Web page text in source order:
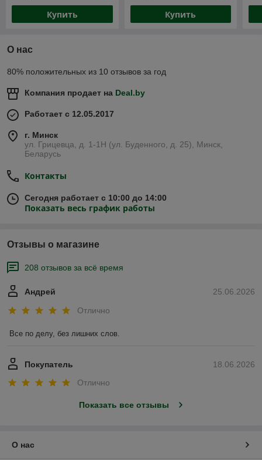
Купить Купить
О нас
80% положительных из 10 отзывов за год
Компания продает на Deal.by
Работает с 12.05.2017
г. Минск
ул. Грицевца, д. 1-1Н (ул. Буденного, д. 25), Минск,
Беларусь
Контакты
Сегодня работает с 10:00 до 14:00
Показать весь график работы
Отзывы о магазине
208 отзывов за всё время
25.06.2026
Андрей
Отлично
Все по делу, без лишних слов.
18.06.2026
Покупатель
Отлично
Показать все отзывы
О нас